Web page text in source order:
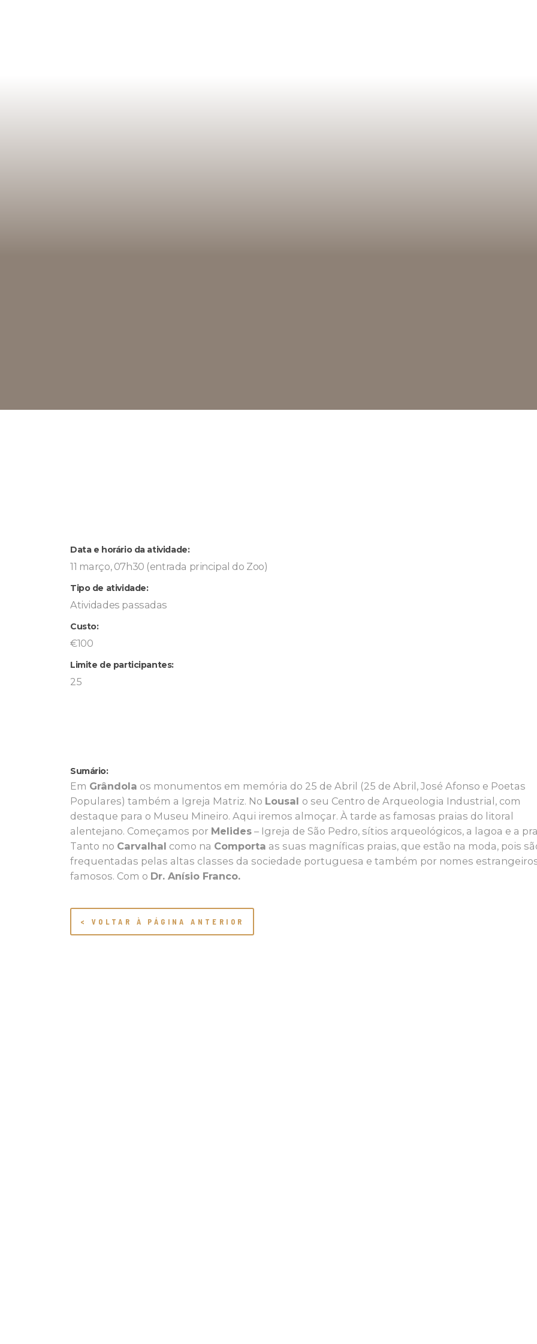
Data e horário da atividade:
11 março, 07h30 (entrada principal do Zoo)
Tipo de atividade:
Atividades passadas
Custo:
€100
Limite de participantes:
25
Sumário:
Em Grândola os monumentos em memória do 25 de Abril (25 de Abril, José Afonso e Poetas
Populares) também a Igreja Matriz. No Lousal o seu Centro de Arqueologia Industrial, com
destaque para o Museu Mineiro. Aqui iremos almoçar. À tarde as famosas praias do litoral
alentejano. Começamos por Melides – Igreja de São Pedro, sítios arqueológicos, a lagoa e a
Tanto no Carvalhal como na Comporta as suas magníficas praias, que estão na moda, pois
frequentadas pelas altas classes da sociedade portuguesa e também por nomes
famosos. Com o Dr. Anísio Franco.
< VOLTAR À PÁGINA ANTERIOR